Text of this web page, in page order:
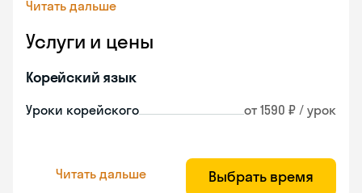
Читать дальше
Услуги и цены
Корейский язык
Уроки корейского от 1590 ₽ / урок
Читать дальше Выбрать время